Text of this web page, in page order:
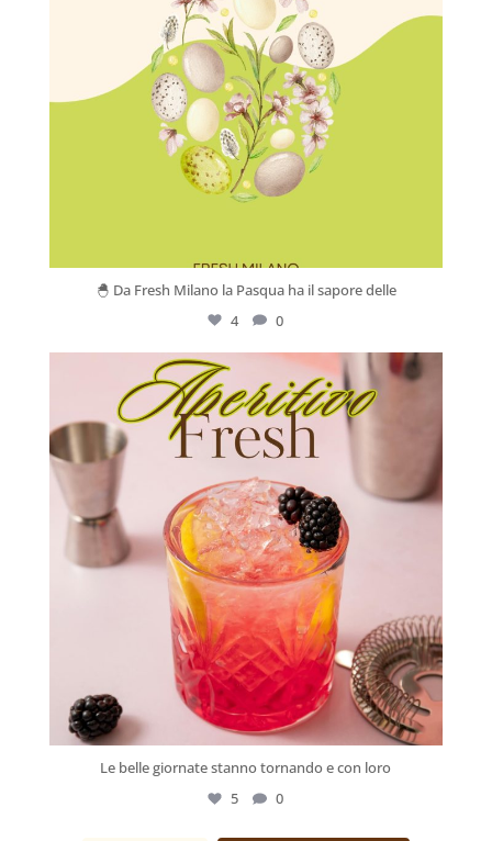
🐣 Da Fresh Milano la Pasqua ha il sapore delle
4
0
Mar 26
Le belle giornate stanno tornando e con loro
5
0